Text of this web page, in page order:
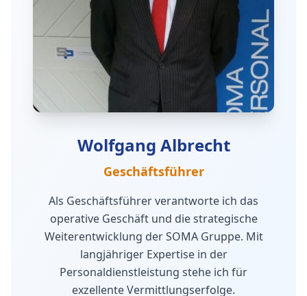
Wolfgang Albrecht
Geschäftsführer
Als Geschäftsführer verantworte ich das
operative Geschäft und die strategische
Weiterentwicklung der SOMA Gruppe. Mit
langjähriger Expertise in der
Personaldienstleistung stehe ich für
exzellente Vermittlungserfolge.